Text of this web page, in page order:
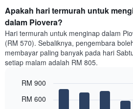
Apakah hari termurah untuk
dalam Piovera?
Hari termurah untuk menginap dalam
(RM 570). Sebaliknya, pengembara
membayar paling banyak pada hari
setiap malam adalah RM 805.
chart
graphic.
RM 600
RM 900